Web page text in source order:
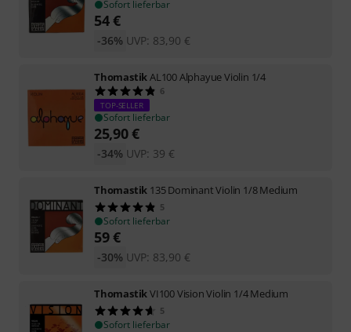
Sofort lieferbar
54€
UVP: 83,90 €
-36%
ThomastikAL100 Alphayue Violin 1/4
6
TOP-SELLER
Sofort lieferbar
25,90€
UVP: 39 €
-34%
Thomastik 135 Dominant Violin 1/8 Medium
5
Sofort lieferbar
59€
UVP: 83,90 €
-30%
ThomastikVI100 Vision Violin 1/4 Medium
5
Sofort lieferbar